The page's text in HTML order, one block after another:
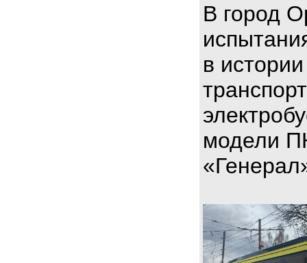
В город
в
модели